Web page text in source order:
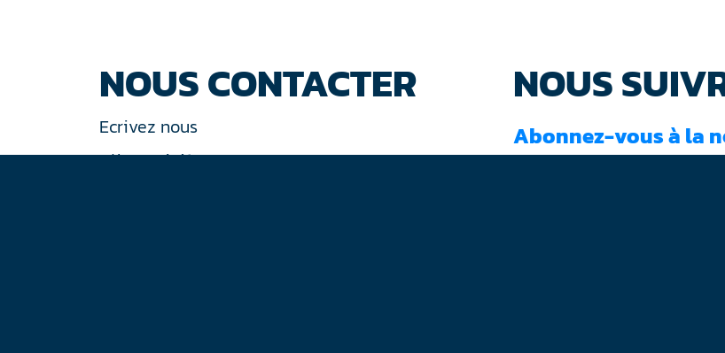
NOUS CONTACTER
Ecrivez nous
Tél : +33 (0)1 44 77 94 77
NOUS
Abonnez-vous à la